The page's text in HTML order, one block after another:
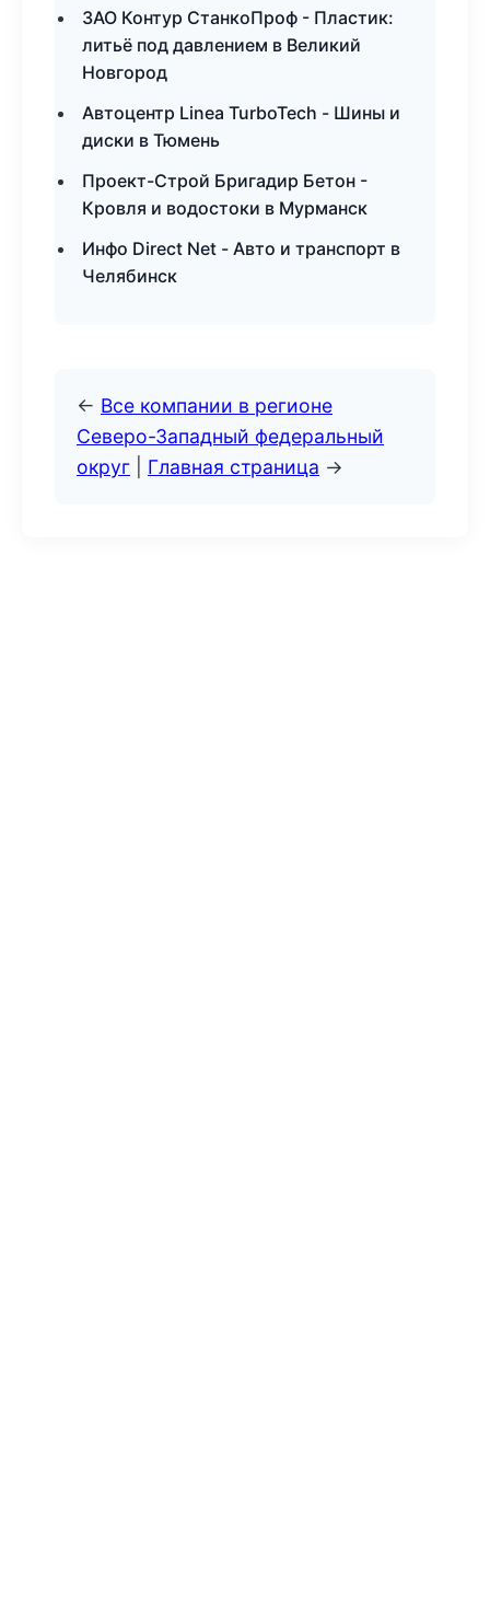
ЗАО Контур СтанкоПроф - Пластик:
литьё под давлением в Великий
Новгород
Автоцентр Linea TurboTech - Шины и
диски в Тюмень
Проект-Строй Бригадир Бетон -
Кровля и водостоки в Мурманск
Инфо Direct Net - Авто и транспорт в
Челябинск
← Все компании в регионе
Северо-Западный федеральный
округ
Главная страница →